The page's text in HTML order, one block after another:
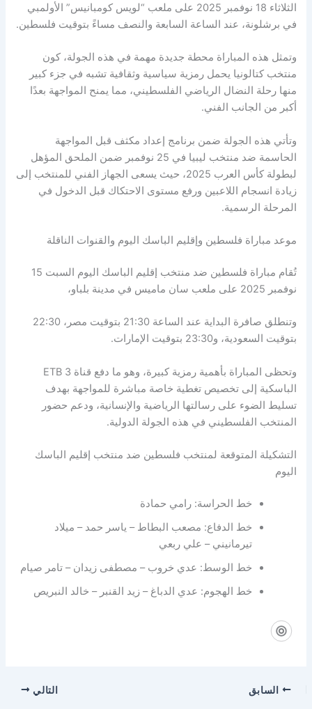
الثلاثاء 18 نوفمبر 2025 على ملعب “لويس كومبانيس” الأولمبي
في برشلونة، عند الساعة السابعة والنصف مساءً بتوقيت فلسطين.
وتمثل هذه المباراة محطة جديدة مهمة في هذه الجولة، كون
منتخب كتالونيا يحمل رمزية سياسية وثقافية تشبه في جزء كبير
منها رحلة النضال الرياضي الفلسطيني، مما يمنح المواجهة بعدًا
أكبر من الجانب الفني.
وتأتي هذه الجولة ضمن برنامج إعداد مكثف قبل المواجهة
الحاسمة ضد منتخب ليبيا في 25 نوفمبر ضمن الملحق المؤهل
لبطولة كأس العرب 2025، حيث يسعى الجهاز الفني للمنتخب إلى
زيادة انسجام اللاعبين ورفع مستوى الاحتكاك قبل الدخول في
المرحلة الرسمية.
موعد مباراة فلسطين وإقليم الباسك اليوم والقنوات الناقلة
تُقام مباراة فلسطين ضد منتخب إقليم الباسك اليوم السبت 15
نوفمبر 2025 على ملعب سان ماميس في مدينة بلباو،
وتنطلق صافرة البداية عند الساعة 21:30 بتوقيت مصر، 22:30
بتوقيت السعودية، و23:30 بتوقيت الإمارات.
وتحظى المباراة بأهمية رمزية كبيرة، وهو ما دفع قناة ETB 3
الباسكية إلى تخصيص تغطية خاصة مباشرة للمواجهة بهدف
تسليط الضوء على رسالتها الرياضية والإنسانية، ودعم حضور
المنتخب الفلسطيني في هذه الجولة الدولية.
التشكيلة المتوقعة لمنتخب فلسطين ضد منتخب إقليم الباسك
اليوم
خط الحراسة: رامي حمادة
خط الدفاع: مصعب البطاط – ياسر حمد – ميلاد
تيرمانيني – علي ربعي
خط الوسط: عدي خروب – مصطفى زيدان – تامر صيام
خط الهجوم: عدي الدباغ – زيد القنبر – خالد النبريص
السابق التالي